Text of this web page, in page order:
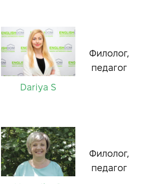
Dariya S
Филолог,
педагог
Филолог,
педагог